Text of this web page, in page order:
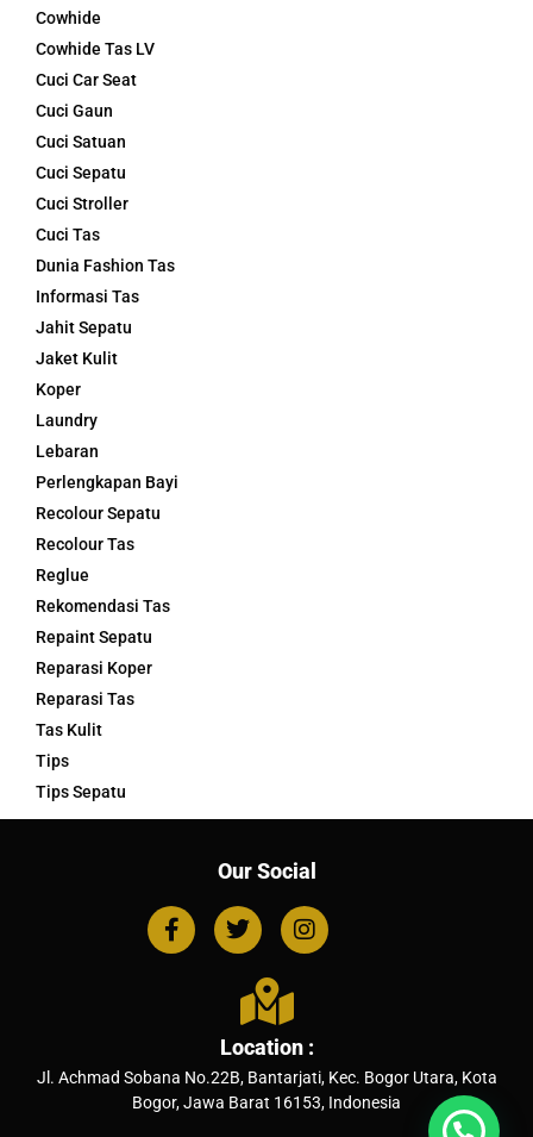
Cowhide
Cowhide Tas LV
Cuci Car Seat
Cuci Gaun
Cuci Satuan
Cuci Sepatu
Cuci Stroller
Cuci Tas
Dunia Fashion Tas
Informasi Tas
Jahit Sepatu
Jaket Kulit
Koper
Laundry
Lebaran
Perlengkapan Bayi
Recolour Sepatu
Recolour Tas
Reglue
Rekomendasi Tas
Repaint Sepatu
Reparasi Koper
Reparasi Tas
Tas Kulit
Tips
Tips Sepatu
Our Social
Location :
Jl. Achmad Sobana No.22B, Bantarjati, Kec. Bogor Utara, Kota
Bogor, Jawa Barat 16153, Indonesia